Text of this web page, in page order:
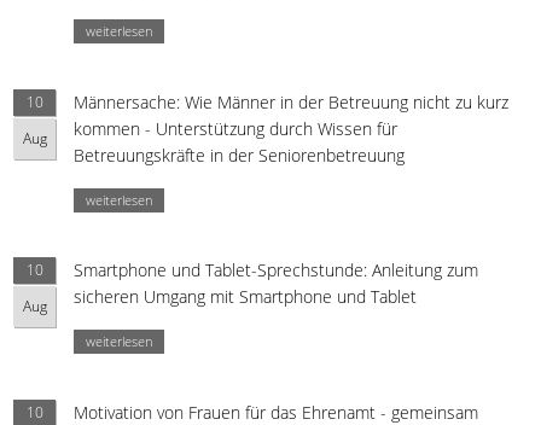
weiterlesen
10
Aug
Männersache: Wie Männer in der Betreuung nicht zu kurz
kommen - Unterstützung durch Wissen für
Betreuungskräfte in der Seniorenbetreuung
weiterlesen
10
Aug
Smartphone und Tablet-Sprechstunde: Anleitung zum
sicheren Umgang mit Smartphone und Tablet
weiterlesen
10
Motivation von Frauen für das Ehrenamt - gemeinsam